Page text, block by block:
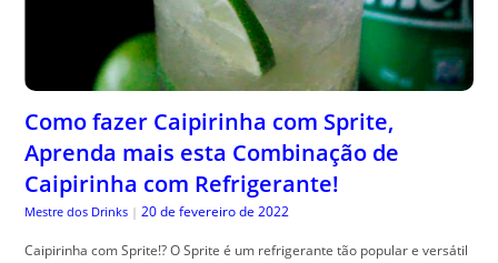
Como fazer Caipirinha com Sprite,
Aprenda mais esta Combinação de
Caipirinha com Refrigerante!
Mestre dos Drinks | 20 de fevereiro de 2022
Caipirinha com Sprite!? O Sprite é um refrigerante tão popular e versátil